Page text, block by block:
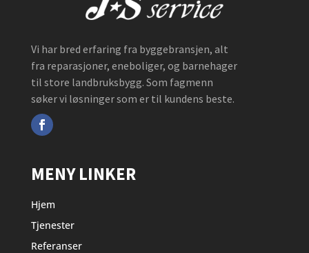
Vi har bred erfaring fra byggebransjen, alt
fra reparasjoner, eneboliger, og barnehager
til store landbruksbygg. Som fagmenn
søker vi løsninger som er til kundens beste.
MENY LINKER
Hjem
Tjenester
Referanser